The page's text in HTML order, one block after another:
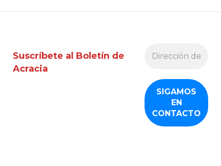
las
Suscríbete al Boletín de
Acracia